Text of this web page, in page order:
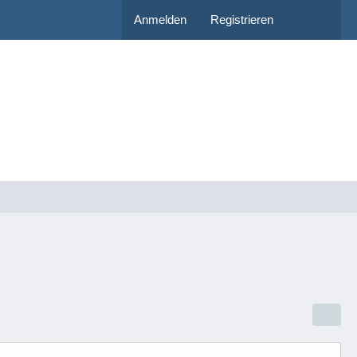
Anmelden Registrieren